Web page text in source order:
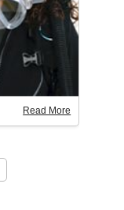
Read More